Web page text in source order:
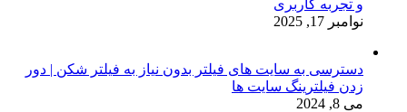
و تجربه کاربری
نوامبر 17, 2025
دسترسی به سایت های فیلتر بدون نیاز به فیلتر شکن | دور
زدن فیلترینگ سایت ها
می 8, 2024